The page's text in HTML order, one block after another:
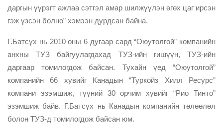
даргын үүрэгт ажлаа сэтгэл амар шилжүүлэн өгөх цаг ирсэн
гэж үзсэн болно” хэмээн дурдсан байна.
Г.Батсүх нь 2010 оны 6 дугаар сард “Оюутолгой” компанийн
анхны ТУЗ байгуулагдахад ТУЗ-ийн гишүүн, ТУЗ-ийн
даргаар томилогдож байсан. Тухайн үед “Оюутолгой”
компанийн 66 хувийг Канадын “Туркойз Хилл Ресурс”
компани эзэмшиж, түүний 30 орчим хувийг “Рио Тинто”
эзэмшиж байв. Г.Батсүх нь Канадын компанийн төлөөлөл
болон ТУЗ-д томилогдож байсан юм.